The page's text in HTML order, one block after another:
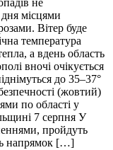
не
місцями
Вітер буде
температура
а вдень область
вночі очікується
до 35–37°
(жовтий)
по області у
7 серпня У
пройдуть
напрямок […]